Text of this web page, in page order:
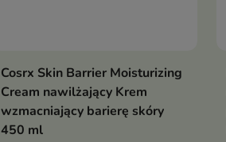
Dodaj do koszyka
Cosrx Skin Barrier Moisturizing
Cream nawilżający Krem
wzmacniający barierę skóry
450 ml